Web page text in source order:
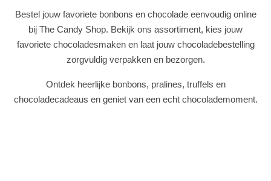
Bestel jouw favoriete bonbons en chocolade eenvoudig online
bij The Candy Shop. Bekijk ons assortiment, kies jouw
favoriete chocoladesmaken en laat jouw chocoladebestelling
zorgvuldig verpakken en bezorgen.
Ontdek heerlijke bonbons, pralines, truffels en
chocoladecadeaus en geniet van een echt chocolademoment.